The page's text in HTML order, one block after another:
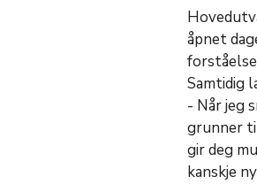
åpnet
Samtidig
- Når jeg
grunner
gir deg
kanskje